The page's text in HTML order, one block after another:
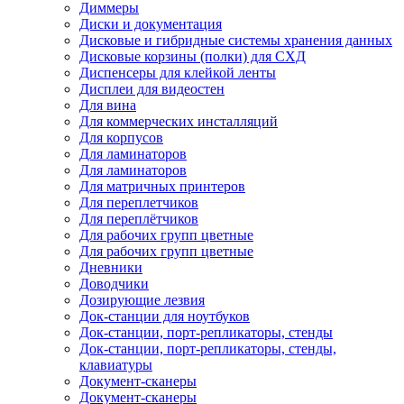
Диммеры
Диски и документация
Дисковые и гибридные системы хранения данных
Дисковые корзины (полки) для СХД
Диспенсеры для клейкой ленты
Дисплеи для видеостен
Для вина
Для коммерческих инсталляций
Для корпусов
Для ламинаторов
Для ламинаторов
Для матричных принтеров
Для переплетчиков
Для переплётчиков
Для рабочих групп цветные
Для рабочих групп цветные
Дневники
Доводчики
Дозирующие лезвия
Док-станции для ноутбуков
Док-станции, порт-репликаторы, стенды
Док-станции, порт-репликаторы, стенды,
клавиатуры
Документ-сканеры
Документ-сканеры